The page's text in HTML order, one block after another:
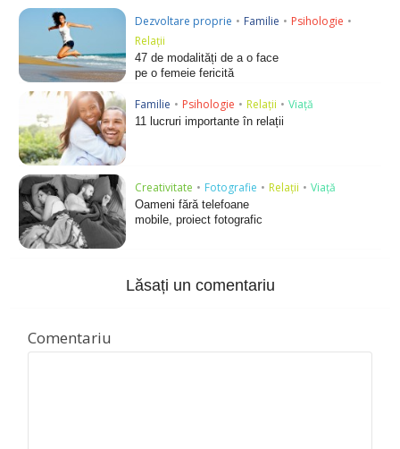
Dezvoltare proprie • Familie • Psihologie •
Relații
47 de modalități de a o face
pe o femeie fericită
Familie • Psihologie • Relații • Viață
11 lucruri importante în relații
Creativitate • Fotografie • Relații • Viață
Oameni fără telefoane
mobile, proiect fotografic
Lăsați un comentariu
Comentariu